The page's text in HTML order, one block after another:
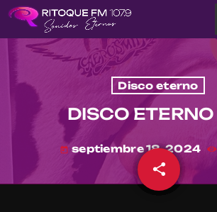
Disco eterno
DISCO
today septiembre 18, 2024
share
email